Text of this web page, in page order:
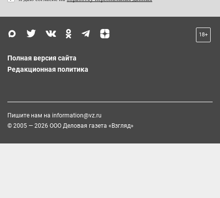
18+
Полная версия сайта
Редакционная политика
Пишите нам на information@vz.ru
© 2005 — 2026 ООО Деловая газета «Взгляд»